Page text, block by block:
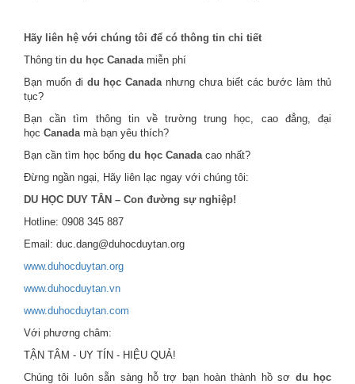
Hãy liên hệ với chúng tôi để có thông tin chi tiết
Thông tin du học Canadamiễn phí
Bạn muốn đi du học Canadanhưng chưa biết các bước làm thủ
tục?
Bạn cần tìm thông tin về trường trung học, cao đẳng, đại
học Canadamà bạn yêu thích?
Bạn cần tìm học bổng du học Canadacao nhất?
Đừng ngần ngại, Hãy liên lạc ngay với chúng tôi:
DU HỌC DUY TÂN – Con đường sự nghiệp!
Hotline: 0908 345 887
Email: duc.dang@duhocduytan.org
www.duhocduytan.org
www.duhocduytan.vn
www.duhocduytan.com
Với phương châm:
TẬN TÂM - UY TÍN - HIỆU QUẢ!
Chúng tôi luôn sẵn sàng hỗ trợ bạn hoàn thành hồ sơ du học